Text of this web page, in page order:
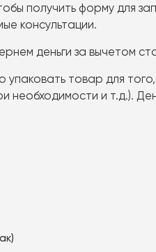
получить форму для
консультации.
деньги за вычетом
упаковать товар для
необходимости и т.д.).